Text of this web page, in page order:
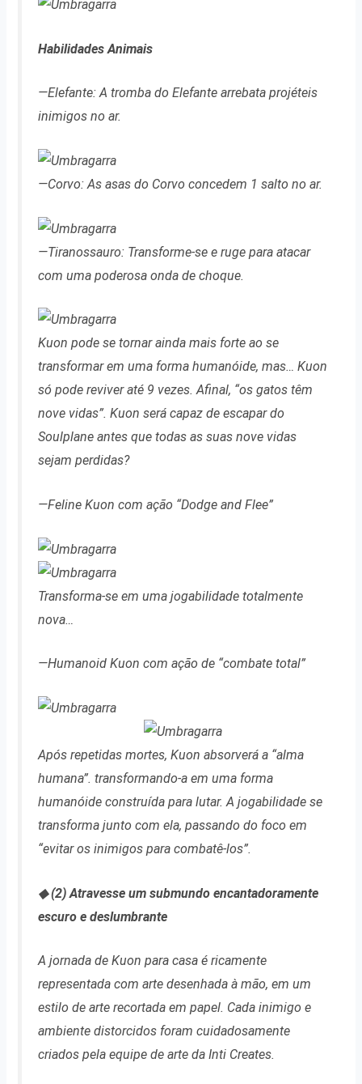
Habilidades Animais
—Elefante: A tromba do Elefante arrebata projéteis
inimigos no ar.
—Corvo: As asas do Corvo concedem 1 salto no ar.
—Tiranossauro: Transforme-se e ruge para atacar
com uma poderosa onda de choque.
Kuon pode se tornar ainda mais forte ao se
transformar em uma forma humanóide, mas… Kuon
só pode reviver até 9 vezes. Afinal, “os gatos têm
nove vidas”. Kuon será capaz de escapar do
Soulplane antes que todas as suas nove vidas
sejam perdidas?
—Feline Kuon com ação “Dodge and Flee”
Transforma-se em uma jogabilidade totalmente
nova…
—Humanoid Kuon com ação de “combate total”
Após repetidas mortes, Kuon absorverá a “alma
humana”. transformando-a em uma forma
humanóide construída para lutar. A jogabilidade se
transforma junto com ela, passando do foco em
“evitar os inimigos para combatê-los”.
◆ (2) Atravesse um submundo encantadoramente
escuro e deslumbrante
A jornada de Kuon para casa é ricamente
representada com arte desenhada à mão, em um
estilo de arte recortada em papel. Cada inimigo e
ambiente distorcidos foram cuidadosamente
criados pela equipe de arte da Inti Creates.